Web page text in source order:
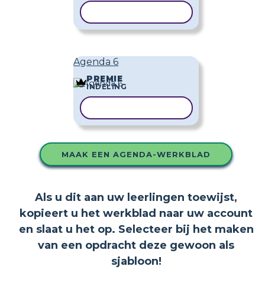
Agenda 6
PREMIE
INDELING
MAAK EEN AGENDA-WERKBLAD
Als u dit aan uw leerlingen toewijst,
kopieert u het werkblad naar uw account
en slaat u het op. Selecteer bij het maken
van een opdracht deze gewoon als
sjabloon!